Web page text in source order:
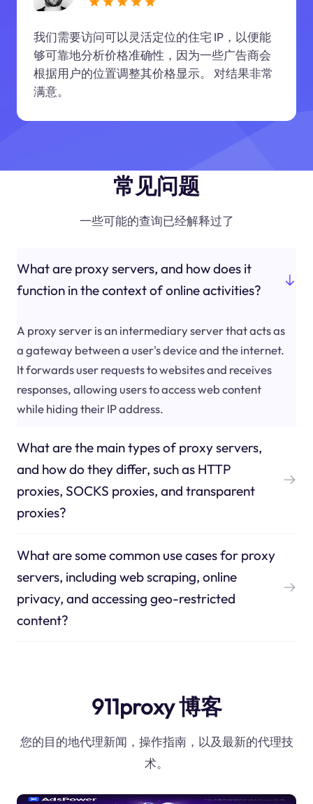
我们需要访问可以灵活定位的住宅 IP，以便能
够可靠地分析价格准确性，因为一些广告商会
根据用户的位置调整其价格显示。 对结果非常
满意。
常见问题
一些可能的查询已经解释过了
What are proxy servers, and how does it
function in the context of online activities?
A proxy server is an intermediary server that acts as
a gateway between a user's device and the internet.
It forwards user requests to websites and receives
responses, allowing users to access web content
while hiding their IP address.
What are the main types of proxy servers,
and how do they differ, such as HTTP
proxies, SOCKS proxies, and transparent
proxies?
What are some common use cases for proxy
servers, including web scraping, online
privacy, and accessing geo-restricted
content?
911proxy 博客
您的目的地代理新闻，操作指南，以及最新的代理技
术。